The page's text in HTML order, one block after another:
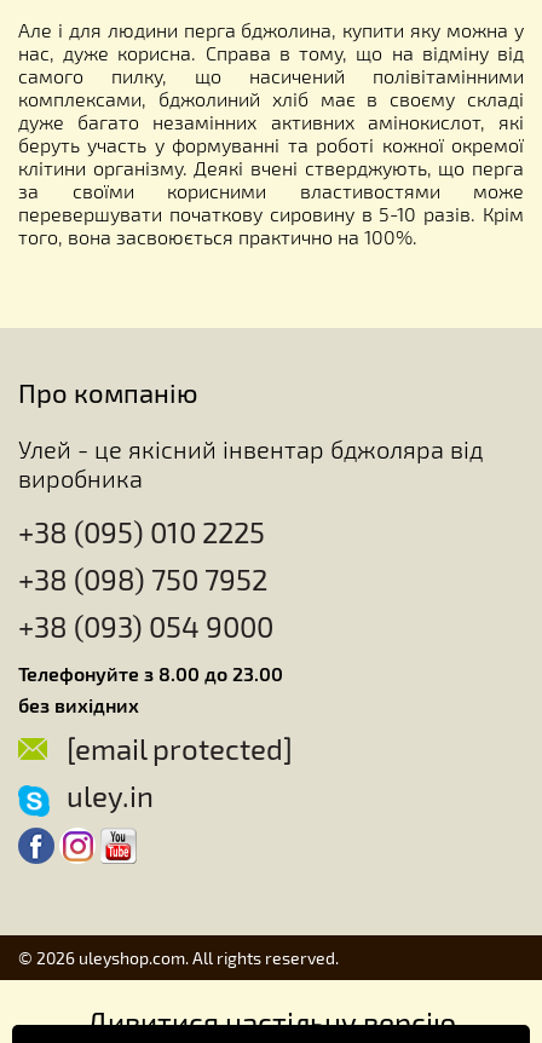
Але і для людини перга бджолина, купити яку можна у
нас, дуже корисна. Справа в тому, що на відміну від
самого пилку, що насичений полівітамінними
комплексами, бджолиний хліб має в своєму складі
дуже багато незамінних активних амінокислот, які
беруть участь у формуванні та роботі кожної окремої
клітини організму. Деякі вчені стверджують, що перга
за своїми корисними властивостями може
перевершувати початкову сировину в 5-10 разів. Крім
того, вона засвоюється практично на 100%.
Про компанію
Улей - це якісний інвентар бджоляра від
виробника
+38 (095) 010 2225
+38 (098) 750 7952
+38 (093) 054 9000
Телефонуйте з 8.00 до 23.00
без вихідних
[email protected]
uley.in
© 2026 uleyshop.com. All rights reserved.
Дивитися настільну версію